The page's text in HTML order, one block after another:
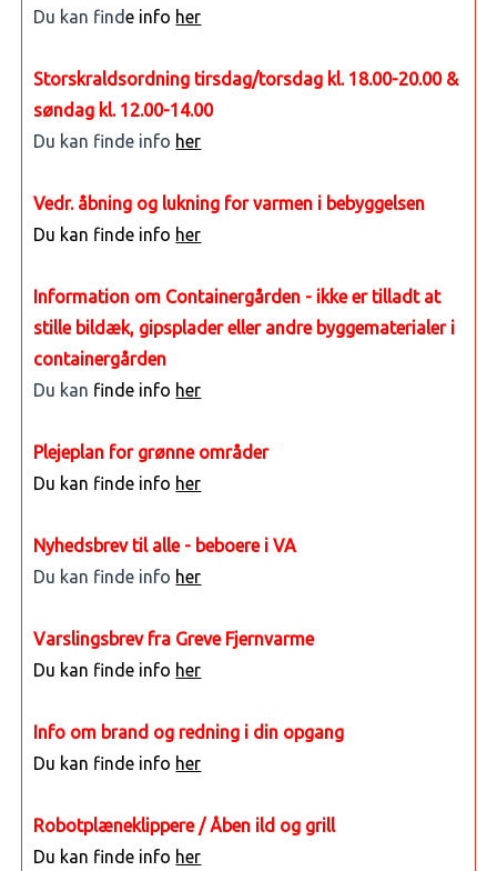
Du kan finde info her
Storskraldsordning tirsdag/torsdag kl. 18.00-20.00 &
søndag kl. 12.00-14.00
Du kan finde info her
Vedr. åbning og lukning for varmen i bebyggelsen
Du kan finde info her
Information om Containergården - ikke er tilladt at
stille bildæk, gipsplader eller andre byggematerialer i
containergården
Du kan finde info her
Plejeplan for grønne områder
Du kan finde info her
Nyhedsbrev til alle - beboere i VA
Du kan finde info her
Varslingsbrev fra Greve Fjernvarme
Du kan finde info her
Info om brand og redning i din opgang
Du kan finde info her
Robotplæneklippere / Åben ild og grill
Du kan finde info her